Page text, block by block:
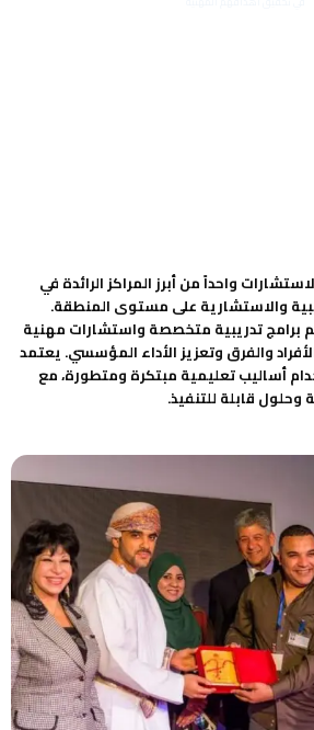
واحداً من أبرز المراكز الرائدة في
والاستشارية على مستوى المنطقة.
تدريبية متخصصة واستشارات مهنية
والفرق وتعزيز الأداء المؤسسي. يعتمد
أساليب تعليمية مبتكرة ومتطورة، مع
وحلول قابلة للتنفيذ.